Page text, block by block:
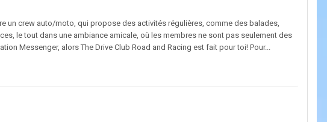
un crew auto/moto, qui propose des activités régulières, comme des balades,
le tout dans une ambiance amicale, où les membres ne sont pas seulement des
Messenger, alors The Drive Club Road and Racing est fait pour toi! Pour...